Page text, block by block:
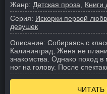
Жанр: Детская проза
Книги
Серия: Искорки первой
девушек
Описание: Собираясь с
Калининград, Женя не
знакомства. Однако поход в
ног на голову. После